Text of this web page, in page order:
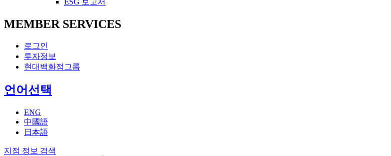
MEMBER SERVICES
로그인
투자정보
현대백화점그룹
언어선택
ENG
中國語
日本語
지점 정보 검색